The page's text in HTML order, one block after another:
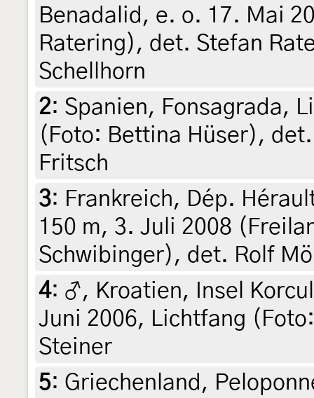
Benadalid, e. o. 17. Mai
Ratering), det. Stefan
Schellhorn
2: Spanien, Fonsagrada,
(Foto: Bettina Hüser),
Fritsch
3: Frankreich, Dép.
150 m, 3. Juli 2008
Schwibinger), det. Rolf
4: ♂, Kroatien, Insel
Juni 2006, Lichtfang
Steiner
5: Griechenland,